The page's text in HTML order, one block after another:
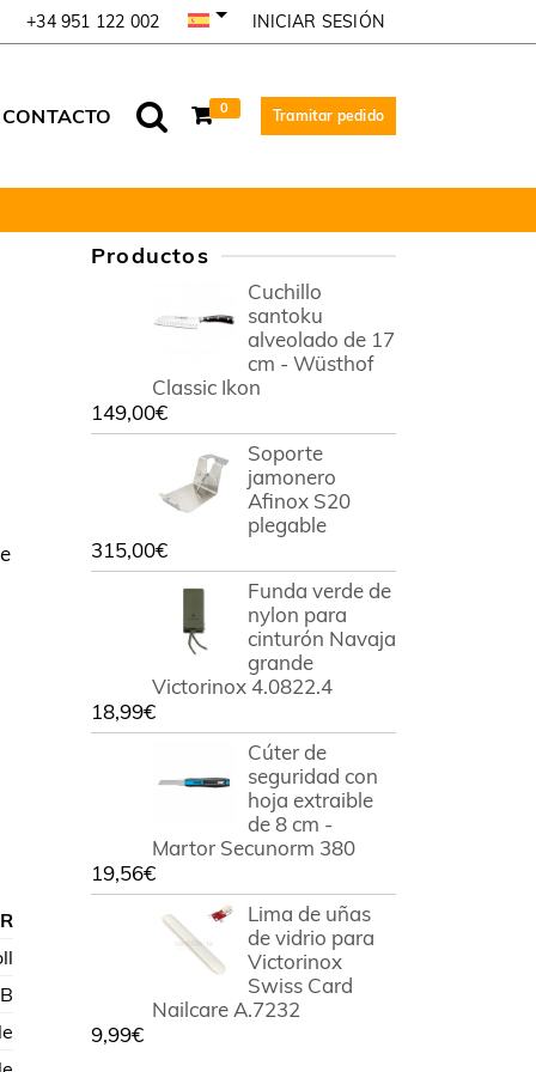
+34 951 122 002 INICIAR SESIÓN
CONTACTO 0 Tramitar pedido
Productos
Cuchillo
santoku
alveolado de 17
cm - Wüsthof
Classic Ikon
149,00€
Soporte
jamonero
Afinox S20
plegable
315,00€
Funda verde de
nylon para
cinturón Navaja
grande
Victorinox 4.0822.4
18,99€
Cúter de
seguridad con
hoja extraible
de 8 cm -
Martor Secunorm 380
19,56€
Lima de uñas
de vidrio para
Victorinox
Swiss Card
Nailcare A.7232
9,99€